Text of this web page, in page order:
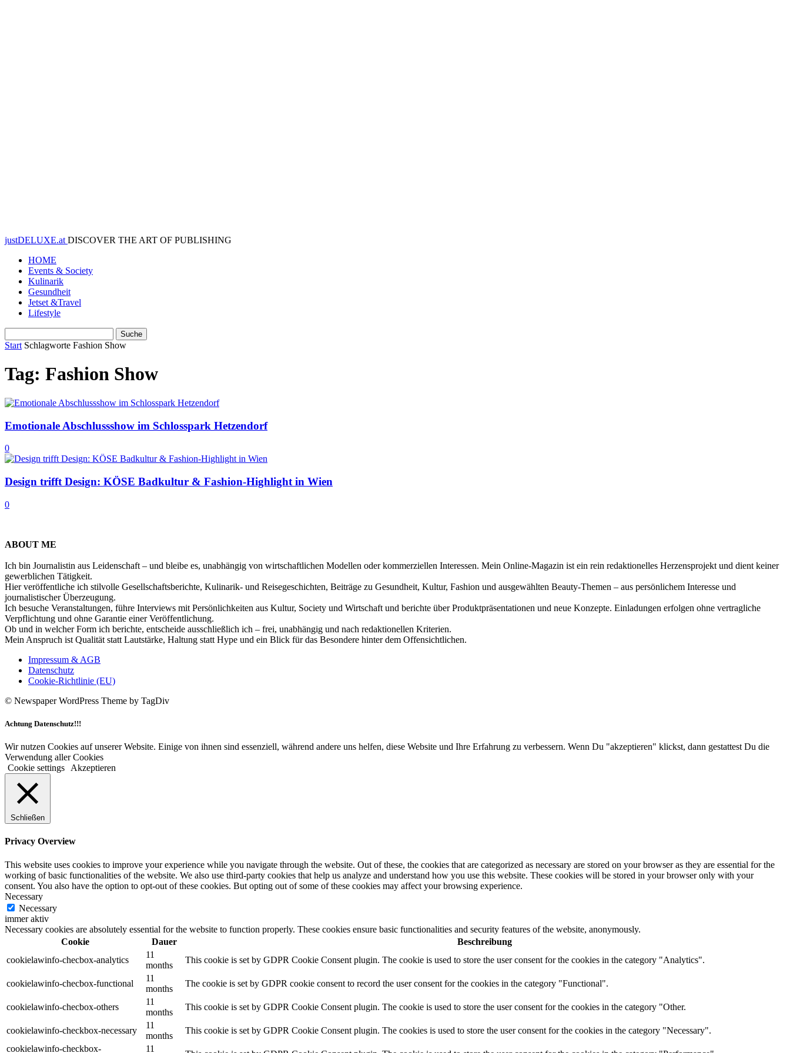
justDELUXE.at DISCOVER THE ART OF PUBLISHING
HOME
Events & Society
Kulinarik
Gesundheit
Jetset &Travel
Lifestyle
Start Schlagworte Fashion Show
Tag: Fashion Show
Emotionale Abschlussshow im Schlosspark Hetzendorf
0
Design trifft Design: KÖSE Badkultur & Fashion-Highlight in Wien
0
ABOUT ME
Ich bin Journalistin aus Leidenschaft – und bleibe es, unabhängig von wirtschaftlichen Modellen oder kommerziellen Interessen. Mein Online-Magazin ist ein rein redaktionelles Herzensprojekt und dient keiner
gewerblichen Tätigkeit.
Hier veröffentliche ich stilvolle Gesellschaftsberichte, Kulinarik- und Reisegeschichten, Beiträge zu Gesundheit, Kultur, Fashion und ausgewählten Beauty-Themen – aus persönlichem Interesse und
journalistischer Überzeugung.
Ich besuche Veranstaltungen, führe Interviews mit Persönlichkeiten aus Kultur, Society und Wirtschaft und berichte über Produktpräsentationen und neue Konzepte. Einladungen erfolgen ohne vertragliche
Verpflichtung und ohne Garantie einer Veröffentlichung.
Ob und in welcher Form ich berichte, entscheide ausschließlich ich – frei, unabhängig und nach redaktionellen Kriterien.
Mein Anspruch ist Qualität statt Lautstärke, Haltung statt Hype und ein Blick für das Besondere hinter dem Offensichtlichen.
Impressum & AGB
Datenschutz
Cookie-Richtlinie (EU)
© Newspaper WordPress Theme by TagDiv
Achtung Datenschutz!!!
Wir nutzen Cookies auf unserer Website. Einige von ihnen sind essenziell, während andere uns helfen, diese Website und Ihre Erfahrung zu verbessern. Wenn Du "akzeptieren" klickst, dann gestattest Du die
Verwendung aller Cookies
Cookie settings
Akzeptieren
Schließen
Privacy Overview
This website uses cookies to improve your experience while you navigate through the website. Out of these, the cookies that are categorized as necessary are stored on your browser as they are essential for the
working of basic functionalities of the website. We also use third-party cookies that help us analyze and understand how you use this website. These cookies will be stored in your browser only with your
consent. You also have the option to opt-out of these cookies. But opting out of some of these cookies may affect your browsing experience.
Necessary
Necessary
immer aktiv
Necessary cookies are absolutely essential for the website to function properly. These cookies ensure basic functionalities and security features of the website, anonymously.
Cookie
Dauer
Beschreibung
cookielawinfo-checbox-analytics
11
months
This cookie is set by GDPR Cookie Consent plugin. The cookie is used to store the user consent for the cookies in the category "Analytics".
cookielawinfo-checbox-functional
11
months
The cookie is set by GDPR cookie consent to record the user consent for the cookies in the category "Functional".
cookielawinfo-checbox-others
11
months
This cookie is set by GDPR Cookie Consent plugin. The cookie is used to store the user consent for the cookies in the category "Other.
cookielawinfo-checkbox-necessary
11
months
This cookie is set by GDPR Cookie Consent plugin. The cookies is used to store the user consent for the cookies in the category "Necessary".
cookielawinfo-checkbox-
11